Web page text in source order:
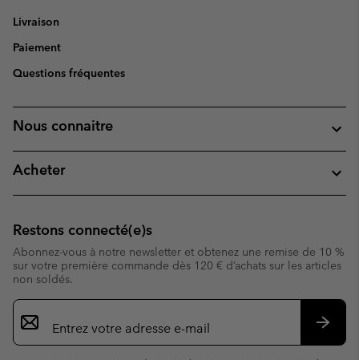
Livraison
Paiement
Questions fréquentes
Nous connaitre
Acheter
Restons connecté(e)s
Abonnez-vous à notre newsletter et obtenez une remise de 10 %
sur votre première commande dès 120 € d’achats sur les articles
non soldés.
Inscription
par
e-